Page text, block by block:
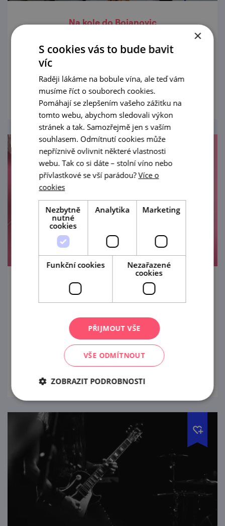
Na kole do Bojanovic
12. 6. — 13. 9. '26
Tož, stavte sa všecí na pohárek!
prohlédnout
Pěnová mega party (Dubňany)
Přijďte do přírodního areálu v Dubňanech na
největší letní párty široko daleko.
prohlédnout
×
S cookies vás to bude bavit
víc
Raději lákáme na bobule vína, ale teď vám
musíme říct o souborech cookies.
Pomáhají se zlepšením vašeho zážitku na
tomto webu, abychom sledovali výkon
stránek a tak. Samozřejmě jen s vaším
souhlasem. Odmítnutí cookies může
nepříznivě ovlivnit některé vlastnosti
webu. Tak co si dáte – stolní víno nebo
přívlastkové se vší parádou?Více o
cookies
Nezbytně
nutné
cookies
Analytika Marketing
Funkční cookies
Nezařazené
cookies
PŘIJMOUT VŠE
VŠE ODMÍTNOUT
ZOBRAZIT PODROBNOSTI